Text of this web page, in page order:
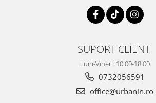
SUPORT CLIENTI
Luni-Vineri: 10:00-18:00
0732056591
office@urbanin.ro